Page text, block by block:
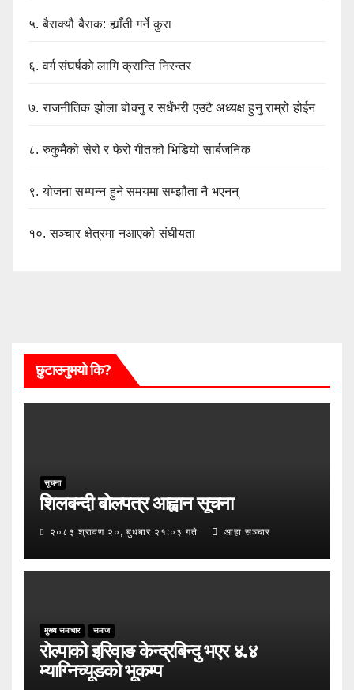
५.बैराक्यौ बैराक: ह्याँती गर्ने कुरा
६.वर्ग संघर्षको लागि क्रान्ति निरन्तर
७.राजनीतिक झोला बोक्नु र सधैंभरी एउटै अध्यक्ष हुनु राम्रो होईन
८.रुकुमैको सेरो र फेरो गीतको भिडियो सार्बजनिक
९.योजना सम्पन्न हुने समयमा सम्झौता नै भएनन्
१०.सञ्चार क्षेत्रमा नआएको संघीयता
छुटाउनुभयो कि?
सूचना
शिलबन्दी बोलपत्र आह्वान सूचना
२०८३ श्रावण २०, बुधबार २१:०३ गते आहा सञ्चार
मुख्य समाचार समाज
रोल्पाको इरिवाङ केन्द्रबिन्दु भएर ४.४
म्याग्निच्यूडको भूकम्प